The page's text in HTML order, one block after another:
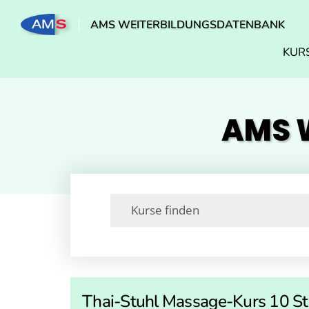
AMS WEITERBILDUNGSDATENBANK
AMS
Thai-Stuhl Massage-Kurs 10